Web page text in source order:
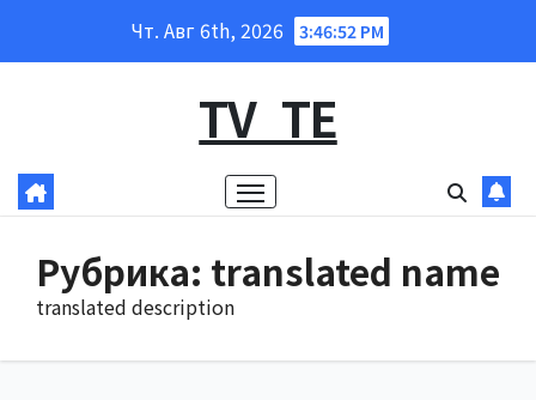
Чт. Авг 6th, 2026 3:46:53 PM
TV_TE
Рубрика: translated name
translated description